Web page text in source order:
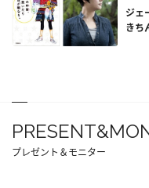
ジェ
きち
プレゼント＆モニター